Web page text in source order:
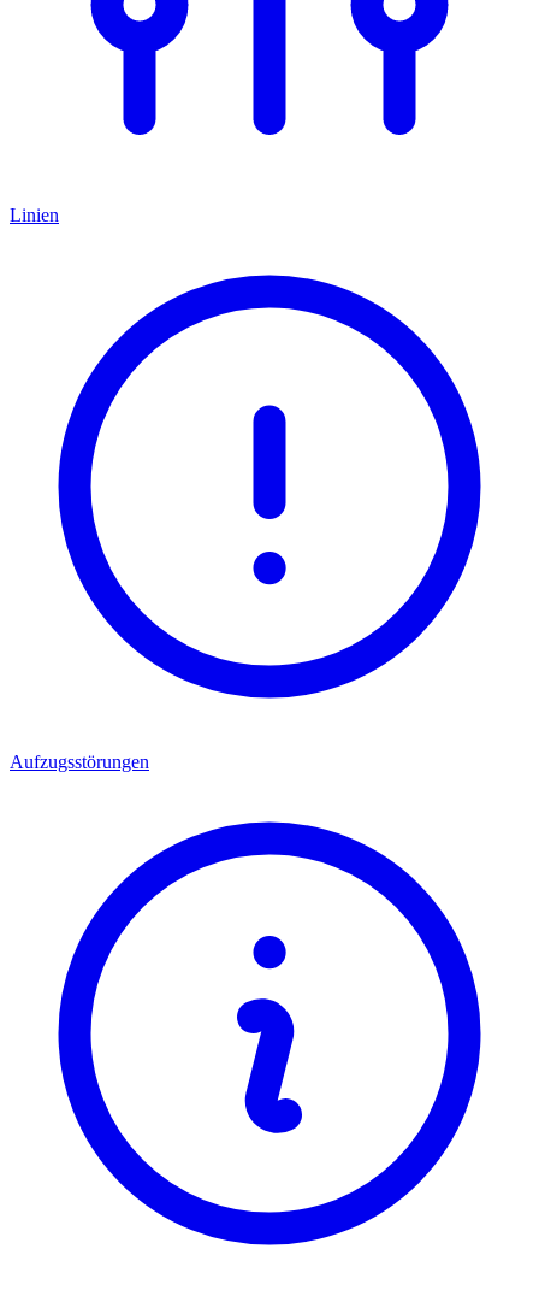
Linien
Aufzugsstörungen